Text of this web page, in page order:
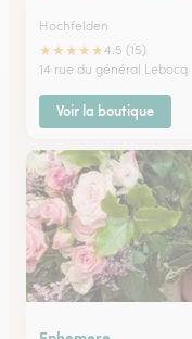
Hochfelden
★★★★★4.5 (15)
14 rue du général Lebocq
Voir la boutique